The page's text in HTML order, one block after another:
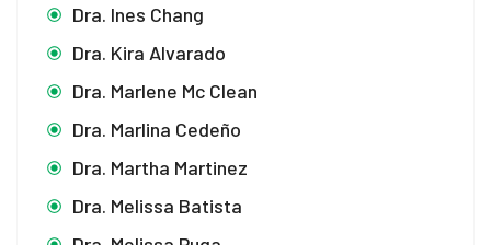
Dra. Ines Chang
Dra. Kira Alvarado
Dra. Marlene Mc Clean
Dra. Marlina Cedeño
Dra. Martha Martinez
Dra. Melissa Batista